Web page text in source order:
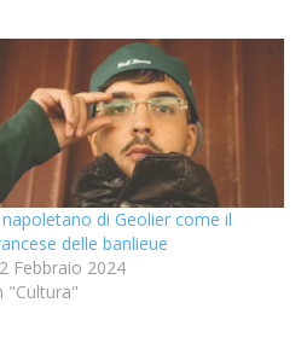
napoletano di Geolier come il
delle banlieue
Febbraio 2024
"Cultura"